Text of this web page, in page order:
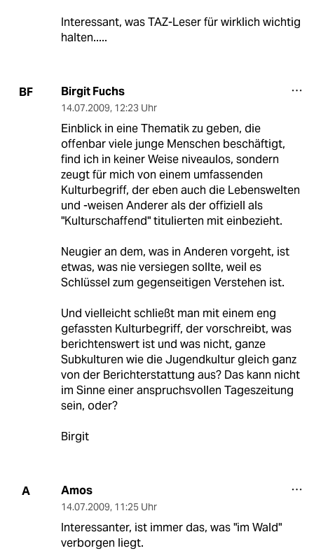
Interessant, was TAZ-Leser für wirklich wichtig
halten.....
BF Birgit Fuchs
14.07.2009, 12:23 Uhr
Einblick in eine Thematik zu geben, die
offenbar viele junge Menschen beschäftigt,
find ich in keiner Weise niveaulos, sondern
zeugt für mich von einem umfassenden
Kulturbegriff, der eben auch die Lebenswelten
und -weisen Anderer als der offiziell als
"Kulturschaffend" titulierten mit einbezieht.
Neugier an dem, was in Anderen vorgeht, ist
etwas, was nie versiegen sollte, weil es
Schlüssel zum gegenseitigen Verstehen ist.
Und vielleicht schließt man mit einem eng
gefassten Kulturbegriff, der vorschreibt, was
berichtenswert ist und was nicht, ganze
Subkulturen wie die Jugendkultur gleich ganz
von der Berichterstattung aus? Das kann nicht
im Sinne einer anspruchsvollen Tageszeitung
sein, oder?
Birgit
A Amos
14.07.2009, 11:25 Uhr
Interessanter, ist immer das, was "im Wald"
verborgen liegt.